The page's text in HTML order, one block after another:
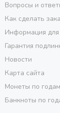
Вопросы и
Как сделать
Информация
Гарантия
Новости
Карта сайта
Монеты по годам
Банкноты по